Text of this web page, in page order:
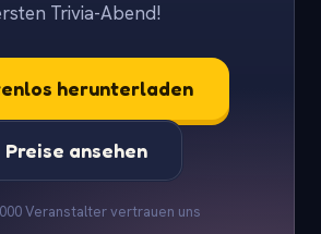
Trivia-Abend!
herunterladen
Preise ansehen
Veranstalter vertrauen uns